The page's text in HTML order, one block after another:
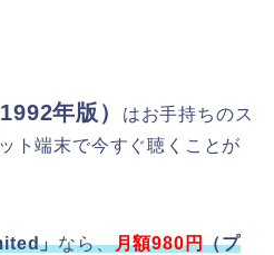
年版）
はお手持ちのス
ト端末で今すぐ聴くことが
」なら、月額980円（プ